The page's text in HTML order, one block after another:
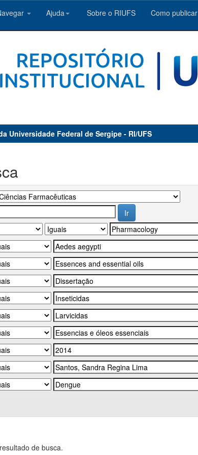
Ajuda Sobre o RIUFS Como publicar
Universidade Federal de Sergipe - RI/UFS
de busca.